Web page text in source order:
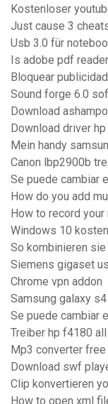
Kostenloser
Just cause 3
Usb 3.0 für
Is adobe pdf
Bloquear
Sound forge 6.0
Download
Download driver
Mein handy
Canon lbp2900b
Se puede cambiar
How do you add
How to record
Windows 10
So kombinieren
Siemens gigaset
Chrome vpn addon
Samsung galaxy
Se puede cambiar
Treiber hp f4180
Mp3 converter
Download swf
Clip konvertieren
How to open xml